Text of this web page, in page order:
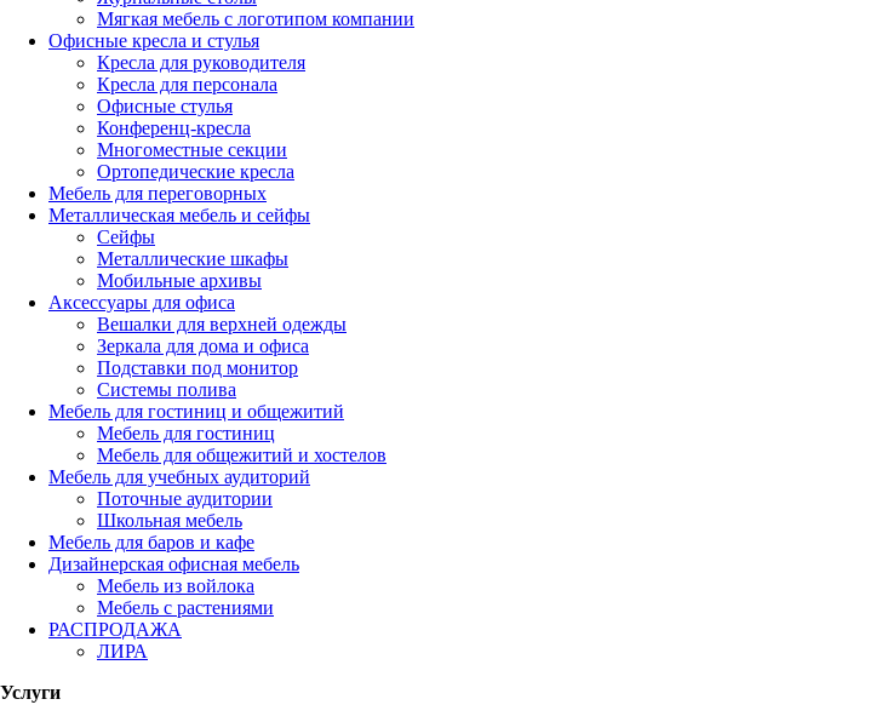
Мягкая мебель с логотипом компании
Офисные кресла и стулья
Кресла для руководителя
Кресла для персонала
Офисные стулья
Конференц-кресла
Многоместные секции
Ортопедические кресла
Мебель для переговорных
Металлическая мебель и сейфы
Сейфы
Металлические шкафы
Мобильные архивы
Аксессуары для офиса
Вешалки для верхней одежды
Зеркала для дома и офиса
Подставки под монитор
Системы полива
Мебель для гостиниц и общежитий
Мебель для гостиниц
Мебель для общежитий и хостелов
Мебель для учебных аудиторий
Поточные аудитории
Школьная мебель
Мебель для баров и кафе
Дизайнерская офисная мебель
Мебель из войлока
Мебель с растениями
РАСПРОДАЖА
ЛИРА
Услуги